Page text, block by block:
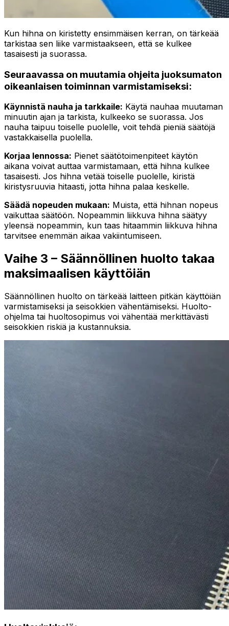
Kun hihna on kiristetty ensimmäisen kerran, on tärkeää
tarkistaa sen liike varmistaakseen, että se kulkee
tasaisesti ja suorassa.
Seuraavassa on muutamia ohjeita juoksumaton
oikeanlaisen toiminnan varmistamiseksi:
Käynnistä nauha ja tarkkaile: Käytä nauhaa muutaman
minuutin ajan ja tarkista, kulkeeko se suorassa. Jos
nauha taipuu toiselle puolelle, voit tehdä pieniä säätöjä
vastakkaisella puolella.
Korjaa lennossa: Pienet säätötoimenpiteet käytön
aikana voivat auttaa varmistamaan, että hihna kulkee
tasaisesti. Jos hihna vetää toiselle puolelle, kiristä
kiristysruuvia hitaasti, jotta hihna palaa keskelle.
Säädä nopeuden mukaan: Muista, että hihnan nopeus
vaikuttaa säätöön. Nopeammin liikkuva hihna säätyy
yleensä nopeammin, kun taas hitaammin liikkuva hihna
tarvitsee enemmän aikaa vakiintumiseen.
Vaihe 3 – Säännöllinen huolto takaa
maksimaalisen käyttöiän
Säännöllinen huolto on tärkeää laitteen pitkän käyttöiän
varmistamiseksi ja seisokkien vähentämiseksi. Huolto-
ohjelma tai huoltosopimus voi vähentää merkittävästi
seisokkien riskiä ja kustannuksia.